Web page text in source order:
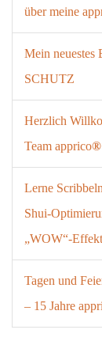
über meine
Mein neuestes
SCHUTZ
Herzlich
Team apprico®
Lerne
Shui-
„WOW“-Effekt
Tagen und
– 15 Jahre